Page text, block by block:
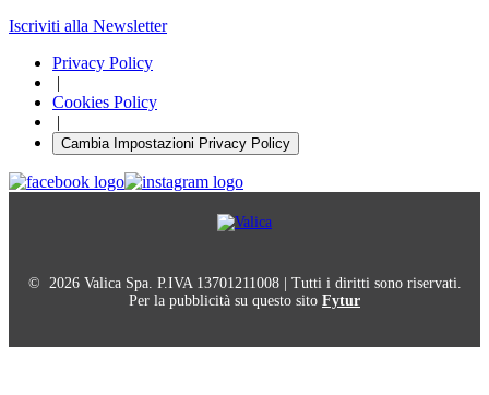
Iscriviti alla Newsletter
Privacy Policy
|
Cookies Policy
|
Cambia Impostazioni Privacy Policy
© 2026 Valica Spa. P.IVA 13701211008 | Tutti i diritti sono riservati.
Per la pubblicità su questo sito Fytur